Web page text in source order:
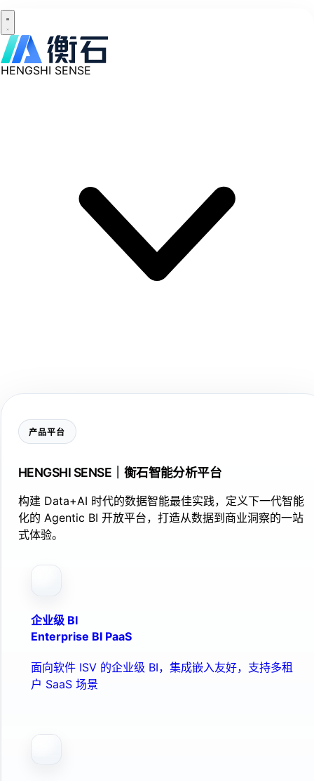
HENGSHI SENSE
产品平台
HENGSHI SENSE｜衡石智能分析平台
构建 Data+AI 时代的数据智能最佳实践，定义下一代智能
化的 Agentic BI 开放平台，打造从数据到商业洞察的一站
式体验。
企业级 BI
Enterprise BI PaaS
面向软件 ISV 的企业级 BI，集成嵌入友好，支持多租
户 SaaS 场景